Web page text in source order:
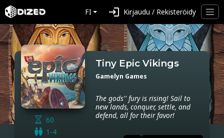
FI login Kirjaudu / Rekisteröidy
60
1-4
Tiny Epic Vikings
Gamelyn Games
The gods'' fury is rising! Sail to
new lands, conquer, settle, and
defend, all for their favor!